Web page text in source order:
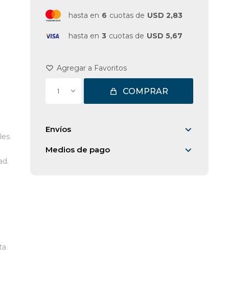
hasta en 6 cuotas de USD 2,83
hasta en 3 cuotas de USD 5,67
1 COMPRAR
Envíos
Medios de pago